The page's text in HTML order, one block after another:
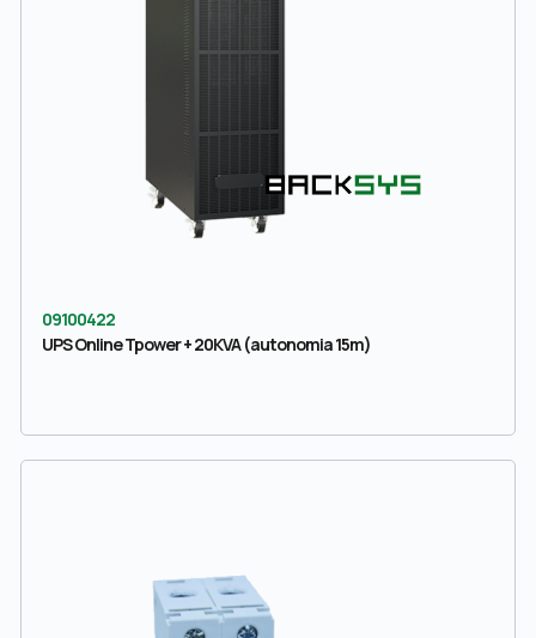
09100422
UPS Online Tpower + 20KVA (autonomia 15m)